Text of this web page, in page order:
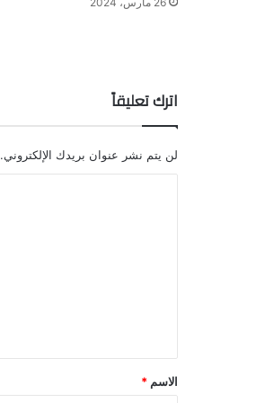
اترك تعليقاً
لن يتم نشر عنوان بريدك الإلكتروني.
*
الاسم *